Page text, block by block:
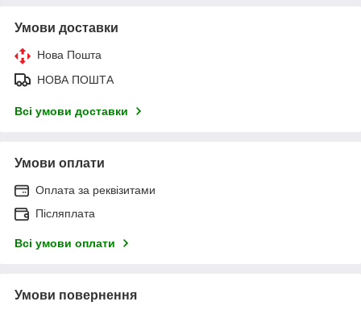
Умови доставки
Нова Пошта
НОВА ПОШТА
Всі умови доставки
Умови оплати
Оплата за реквізитами
Післяплата
Всі умови оплати
Умови повернення